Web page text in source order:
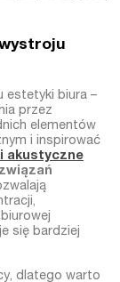
estetyki biura –
przez
elementów
i inspirować
akustyczne
się bardziej
dlatego warto